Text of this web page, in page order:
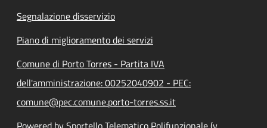
Segnalazione disservizio
Piano di miglioramento dei servizi
Comune di Porto Torres - Partita IVA
dell'amministrazione: 00252040902 - PEC:
comune@pec.comune.porto-torres.ss.it